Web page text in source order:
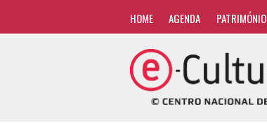
HOME AGENDA PATRIMÓNIO